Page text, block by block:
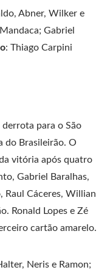
Abner, Wilker e
Gabriel
: Thiago Carpini
para o São
do Brasileirão. O
vitória após quatro
Gabriel Baralhas,
Raul Cáceres, Willian
Ronald Lopes e Zé
cartão amarelo.
Neris e Ramon;